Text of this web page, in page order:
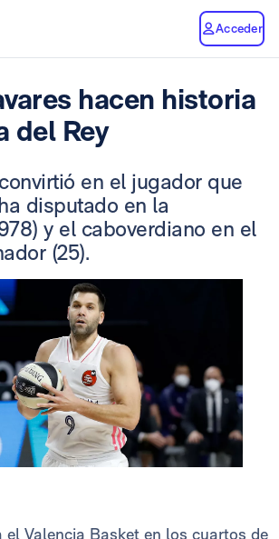
Acceder
hacen historia
del Rey
en el jugador que
disputado en la
y el caboverdiano en el
(25).
el Valencia Basket en los cuartos de